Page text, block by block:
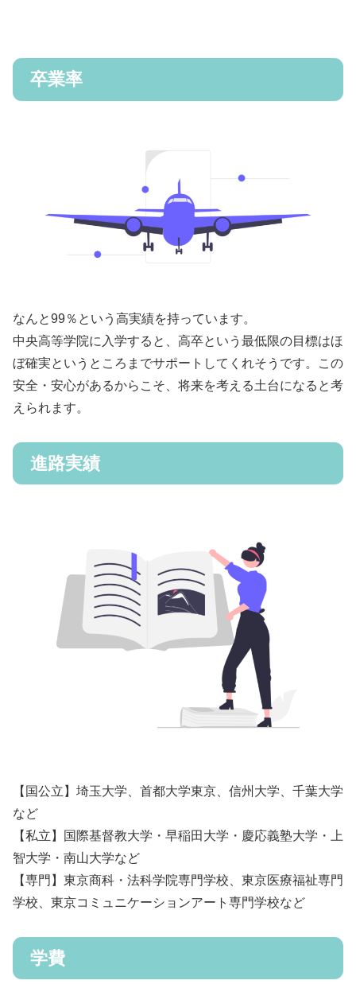
卒業率
なんと99％という高実績を持っています。
中央高等学院に入学すると、高卒という最低限の目標はほ
ぼ確実というところまでサポートしてくれそうです。この
安全・安心があるからこそ、将来を考える土台になると考
えられます。
進路実績
【国公立】埼玉大学、首都大学東京、信州大学、千葉大学
など
【私立】国際基督教大学・早稲田大学・慶応義塾大学・上
智大学・南山大学など
【専門】東京商科・法科学院専門学校、東京医療福祉専門
学校、東京コミュニケーションアート専門学校など
学費